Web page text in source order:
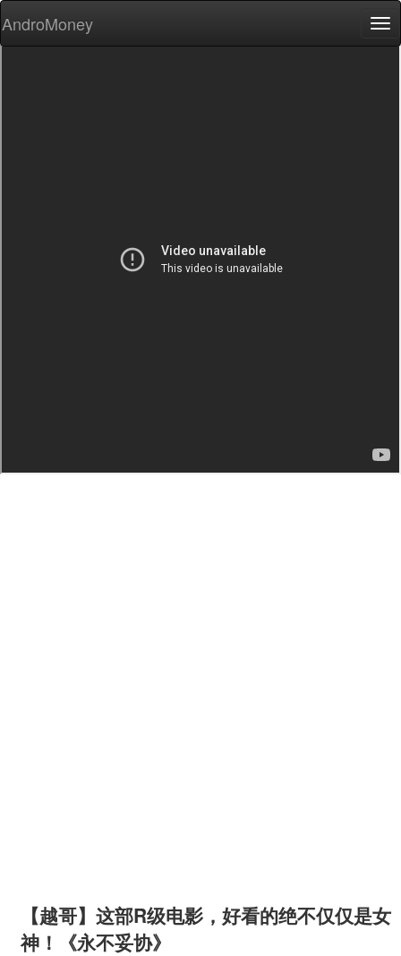
AndroMoney
【越哥】这部R级电影，好看的绝不仅仅是女
神！《永不妥协》